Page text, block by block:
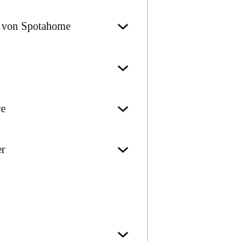
Spotahome
das bekommst, was du
in einem für ein